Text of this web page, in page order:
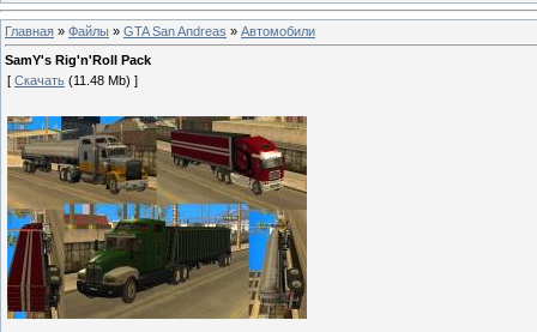
Главная » Файлы » GTA San Andreas » Автомобили
SamY's Rig'n'Roll Pack
[ Скачать (11.48 Mb) ]